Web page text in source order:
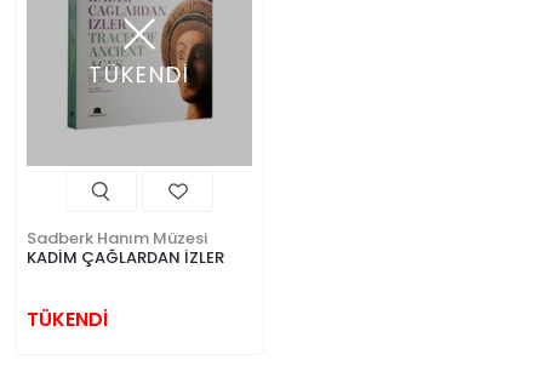
TÜKENDİ
Sadberk Hanım Müzesi
KADİM ÇAĞLARDAN İZLER
TÜKENDİ